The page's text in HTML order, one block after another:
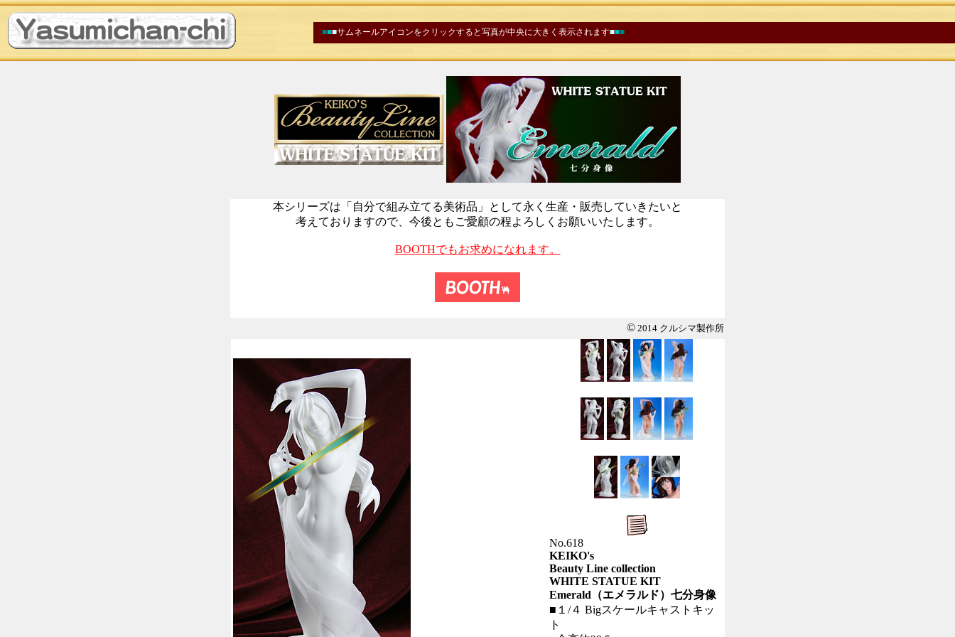
■■■サムネールアイコンをクリックすると写真が中央に大きく表示されます■■■
本シリーズは「自分で組み立てる美術品」として永く生産・販売していきたいと
考えておりますので、今後ともご愛顧の程よろしくお願いいたします。
BOOTHでもお求めになれます。
© 2014 クルシマ製作所
No.618
KEIKO's
Beauty Line collection
WHITE STATUE KIT
Emerald（エメラルド）七分身像
■１/４ Bigスケールキャストキッ
ト